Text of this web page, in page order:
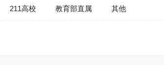
211高校 教育部直属 其他